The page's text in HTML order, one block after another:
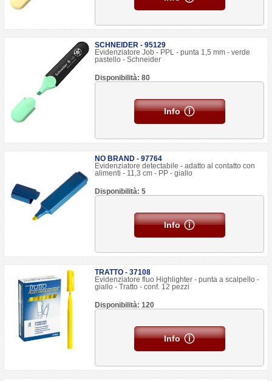
SCHNEIDER - 95129
Evidenziatore Job - PPL - punta 1,5 mm - verde
pastello - Schneider
Disponibilità: 80
Info
NO BRAND - 97764
Evidenziatore detectabile - adatto al contatto con
alimenti - 11,3 cm - PP - giallo
Disponibilità: 5
Info
TRATTO - 37108
Evidenziatore fluo Highlighter - punta a scalpello -
giallo - Tratto - conf. 12 pezzi
Disponibilità: 120
Info